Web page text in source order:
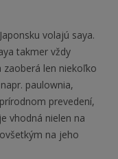
volajú saya.
takmer vždy
len niekoľko
paulownia,
prevedení,
vhodná nielen na
na jeho